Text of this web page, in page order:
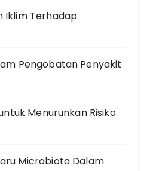
Iklim Terhadap
Pengobatan Penyakit
Menurunkan Risiko
Microbiota Dalam